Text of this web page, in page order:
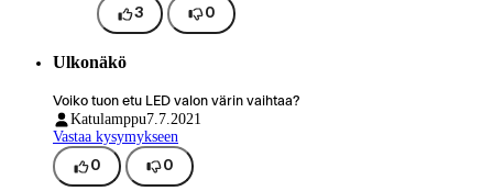
3 0
Ulkonäkö
Voiko tuon etu LED valon värin vaihtaa?
Katulamppu7.7.2021
Vastaa kysymykseen
0 0